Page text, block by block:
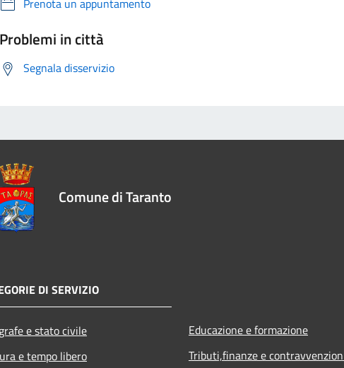
Problemi in città
Segnala disservizio
Comune di Taranto
DI SERVIZIO
e stato civile
e tempo libero
Educazione e formazione
Tributi,finanze e